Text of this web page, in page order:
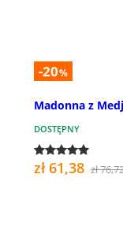
-20%
Madonna z
DOSTĘPNY
zł 61,38 zł